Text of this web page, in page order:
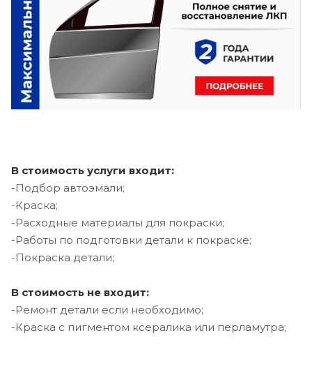
В стоимость услуги входит:
-Подбор автоэмали;
-Краска;
-Расходные материалы для покраски;
-Работы по подготовки детали к покраске;
-Покраска детали;
В стоимость не входит:
-Ремонт детали если необходимо;
-Краска с пигментом ксералика или перламутра;